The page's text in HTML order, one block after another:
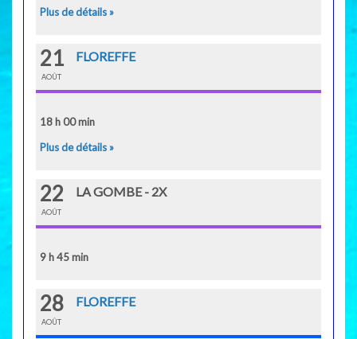
Plus de détails »
21
AOÛT
FLOREFFE
18 h 00 min
Plus de détails »
22
AOÛT
LA GOMBE - 2X
9 h 45 min
28
AOÛT
FLOREFFE